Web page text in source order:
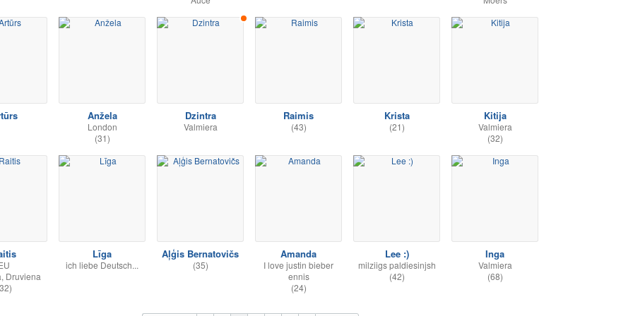
Anžela
London
(31)
Dzintra
Valmiera
Raimis
(43)
Krista
(21)
Kitija
Valmiera
(32)
Druviena
Līga
ich liebe Deutsch...
Aļģis Bernatovičs
(35)
Amanda
I love justin bieber
ennis
(24)
Lee :)
milziigs paldiesinjsh
(42)
Inga
Valmiera
(68)